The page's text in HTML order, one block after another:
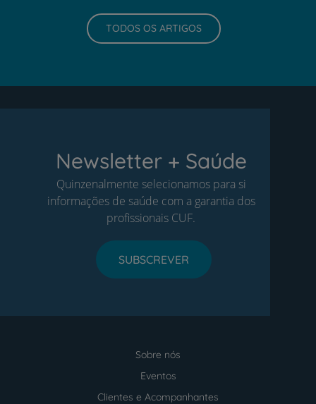
TODOS OS ARTIGOS
Newsletter + Saúde
Quinzenalmente selecionamos para si
informações de saúde com a garantia dos
profissionais CUF.
SUBSCREVER
Sobre nós
Eventos
Clientes e Acompanhantes